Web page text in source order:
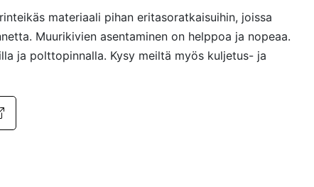
materiaali pihan eritasoratkaisuihin, joissa
Muurikivien asentaminen on helppoa ja nopeaa.
ja polttopinnalla. Kysy meiltä myös kuljetus- ja